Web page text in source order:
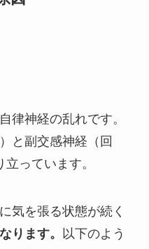
律神経の乱れです。
と副交感神経（回
っています。
気を張る状態が続く
ります。
以下のよう